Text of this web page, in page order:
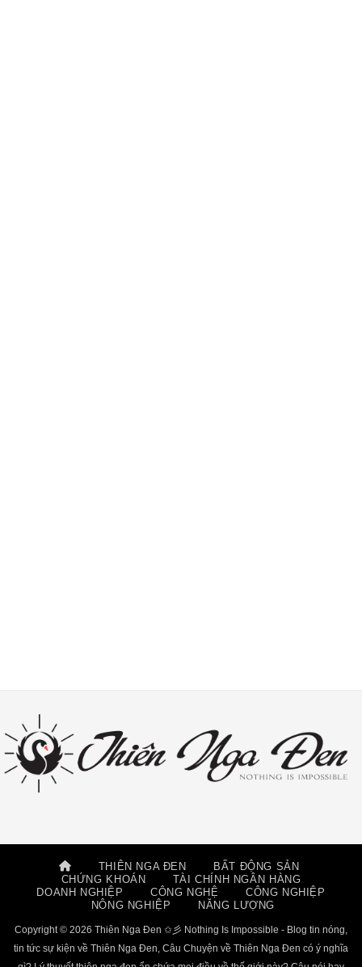
THIÊN NGA ĐEN
BẤT ĐỘNG SẢN
CHỨNG KHOÁN
TÀI CHÍNH NGÂN HÀNG
DOANH NGHIỆP
CÔNG NGHỆ
CÔNG NGHIỆP
NÔNG NGHIỆP
NĂNG LƯỢNG
Copyright © 2026 Thiên Nga Đen ✩彡 Nothing Is Impossible - Blog tin nóng,
tin tức sự kiện về Thiên Nga Đen, Câu Chuyện về Thiên Nga Đen có ý nghĩa